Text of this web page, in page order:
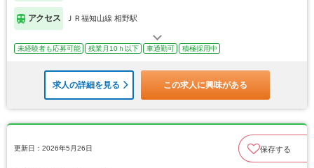
アクセス ＪＲ福知山線 相野駅
未経験者も応募可能 残業月10ｈ以下 車通勤可 積極採用中
求人の詳細を見る この求人に興味がある
更新日：2026年5月26日 保存する